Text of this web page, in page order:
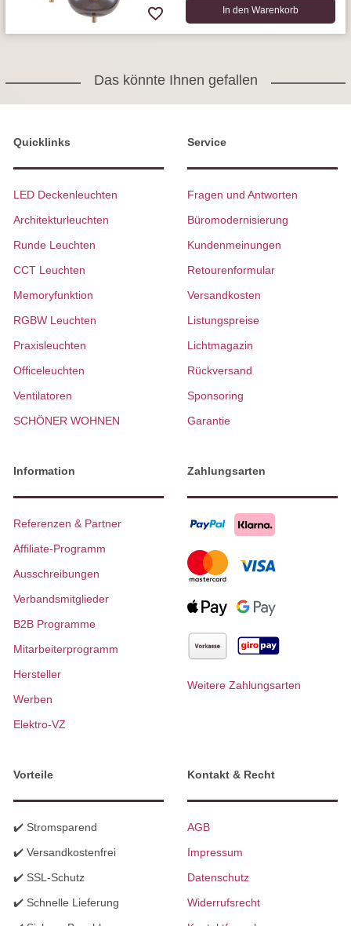
In den Warenkorb
Das könnte Ihnen gefallen
Quicklinks
LED Deckenleuchten
Architekturleuchten
Runde Leuchten
CCT Leuchten
Memoryfunktion
RGBW Leuchten
Praxisleuchten
Officeleuchten
Ventilatoren
SCHÖNER WOHNEN
Service
Fragen und Antworten
Büromodernisierung
Kundenmeinungen
Retourenformular
Versandkosten
Listungspreise
Lichtmagazin
Rückversand
Sponsoring
Garantie
Information
Referenzen & Partner
Affiliate-Programm
Ausschreibungen
Verbandsmitglieder
B2B Programme
Mitarbeiterprogramm
Hersteller
Werben
Elektro-VZ
Zahlungsarten
Weitere Zahlungsarten
Vorteile
✔️ Stromsparend
✔️ Versandkostenfrei
✔️ SSL-Schutz
✔️ Schnelle Lieferung
Kontakt & Recht
AGB
Impressum
Datenschutz
Widerrufsrecht